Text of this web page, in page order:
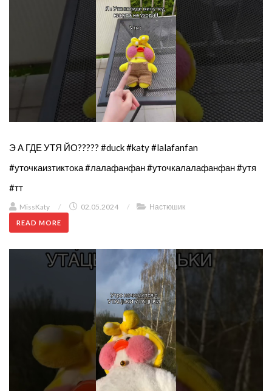
Э А ГДЕ УТЯ ЙО????? #duck #katy #lalafanfan
#уточкаизтиктока #лалафанфан #уточкалалафанфан #утя
#тт
MissKaty / 02.05.2024 / Настюшик
READ MORE